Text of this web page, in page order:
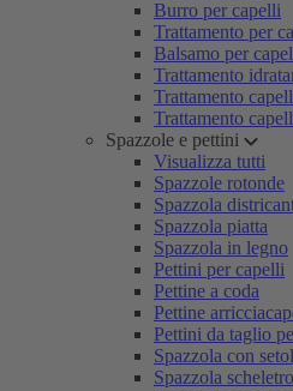
Burro per capelli
Trattamento per
Balsamo per
Trattamento
Trattamento
Trattamento
Spazzole e pettini
Visualizza tutti
Spazzole rotonde
Spazzola
Spazzola piatta
Spazzola in legno
Pettini per capelli
Pettine a coda
Pettine
Pettini da taglio
Spazzola con
Spazzola scheletro